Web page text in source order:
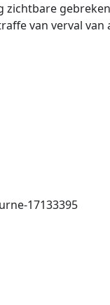
zichtbare
van verval
17133395